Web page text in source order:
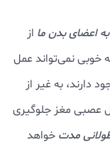
اعضای بدن ما از
خوبی نمی‌تواند عمل
دارند، به غیر از
عصبی مغز جلوگیری
مدت خواهد